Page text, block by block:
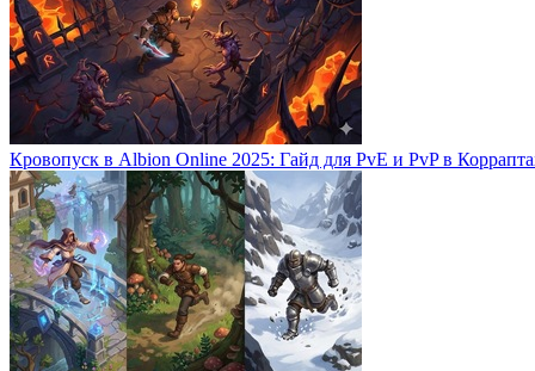
Кровопуск в Albion Online 2025: Гайд для PvE и PvP в